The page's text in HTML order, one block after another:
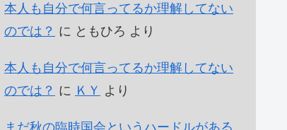
本人も自分で何言ってるか理解してない
のでは？ に ともひろ より
本人も自分で何言ってるか理解してない
のでは？ に ＫＹ より